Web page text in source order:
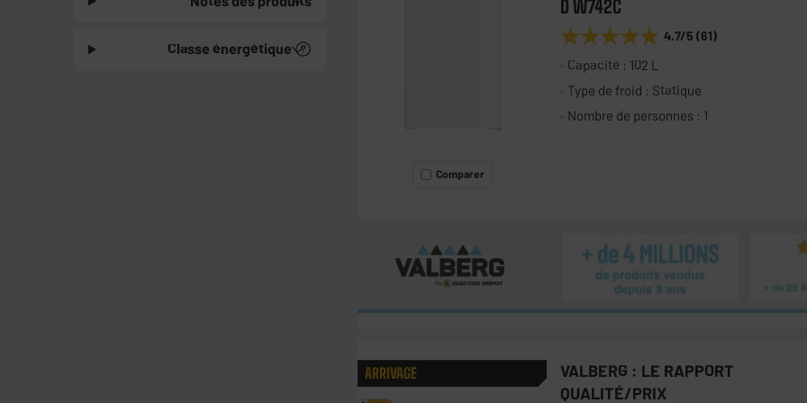
Classe énergétique
Comparer
D W742C
★★★★★
★★★★★ 4.7/5 (61)
Capacité : 102 L
Type de froid : Statique
Nombre de personnes : 1
ARRIVAGE
VALBERG : LE RAPPORT
QUALITÉ/PRIX